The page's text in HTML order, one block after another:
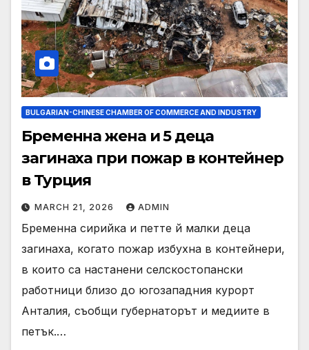
BULGARIAN-CHINESE CHAMBER OF COMMERCE AND INDUSTRY
Бременна жена и 5 деца
загинаха при пожар в контейнер
в Турция
MARCH 21, 2026 ADMIN
Бременна сирийка и петте й малки деца
загинаха, когато пожар избухна в контейнери,
в които са настанени селскостопански
работници близо до югозападния курорт
Анталия, съобщи губернаторът и медиите в
петък.…